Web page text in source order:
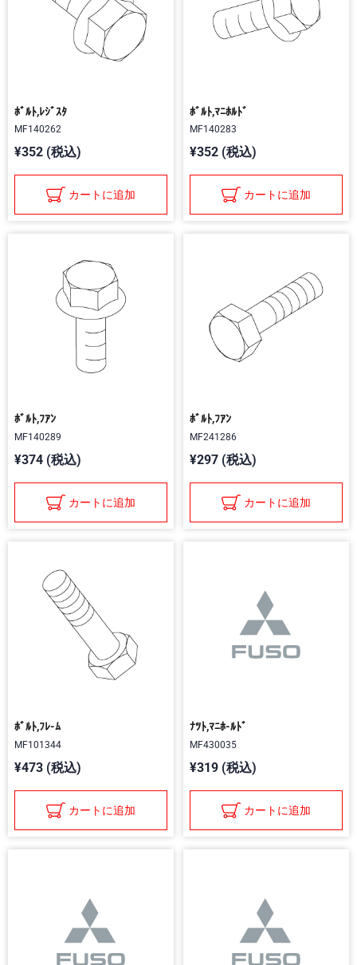
ﾎﾞﾙﾄ,ﾚｼﾞｽﾀ
MF140262
¥352 (税込)
カートに追加
ﾎﾞﾙﾄ,ﾏﾆﾎﾙﾄﾞ
MF140283
¥352 (税込)
カートに追加
ﾎﾞﾙﾄ,ﾌｱﾝ
MF140289
¥374 (税込)
カートに追加
ﾎﾞﾙﾄ,ﾌｱﾝ
MF241286
¥297 (税込)
カートに追加
ﾎﾞﾙﾄ,ﾌﾚ-ﾑ
MF101344
¥473 (税込)
カートに追加
ﾅﾂﾄ,ﾏﾆﾎ-ﾙﾄﾞ
MF430035
¥319 (税込)
カートに追加